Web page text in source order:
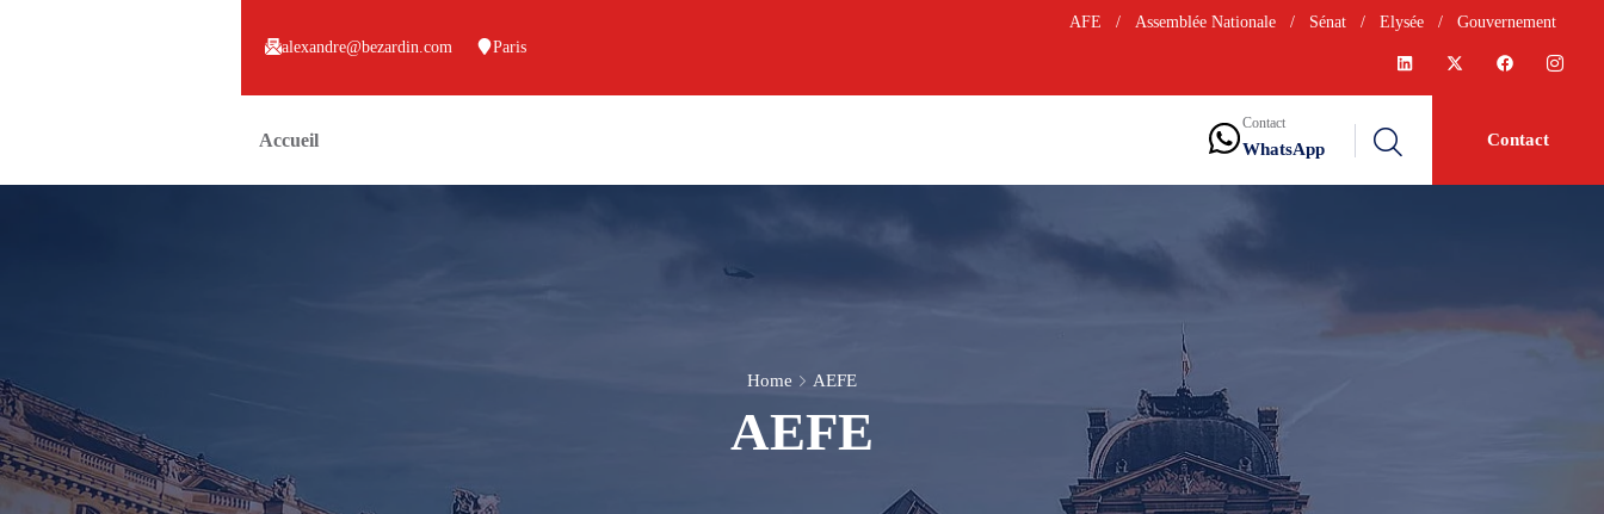
alexandre@bezardin.com Paris
AFE / Assemblée Nationale/ Sénat/ Elysée/ Gouvernement
Accueil
Contact
WhatsApp Contact
Home AEFE
AEFE